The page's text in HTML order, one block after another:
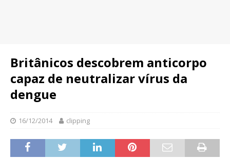
Britânicos descobrem anticorpo
capaz de neutralizar vírus da
dengue
16/12/2014 clipping